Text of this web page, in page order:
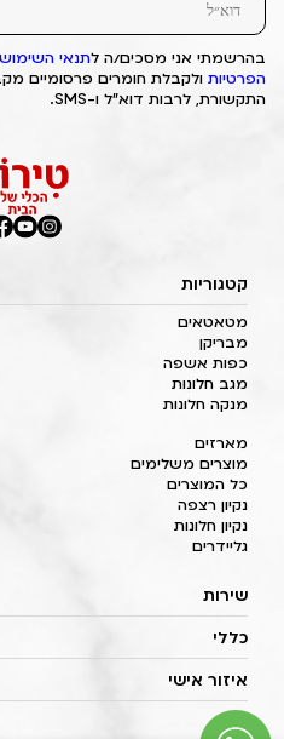
בהרשמתי אני מסכים/ה לתנאי השימוש
הפרטיות ולקבלת חומרים פרסומיים
התקשורת, לרבות דוא"ל ו-SMS.
קטגוריות
מטאטאים
מבריקן
כפות אשפה
מגב חלונות
מנקה חלונות
מארזים
מוצרים משלימים
כל המוצרים
נקיון רצפה
נקיון חלונות
גליידרים
שירות
כללי
איזור אישי